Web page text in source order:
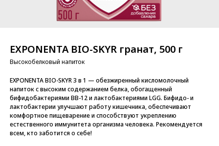
EXPONENTA BIO-SKYR гранат, 500 г
Высокобелковый напиток
EXPONENTA BIO-SKYR 3 в 1 — обезжиренный кисломолочный
напиток с высоким содержанием белка, обогащенный
бифидобактериями BB-12 и лактобактериями LGG. Бифидо- и
лактобактерии улучшают работу кишечника, обеспечивают
комфортное пищеварение и способствуют укреплению
естественного иммунитета организма человека. Рекомендуется
всем, кто заботится о себе!